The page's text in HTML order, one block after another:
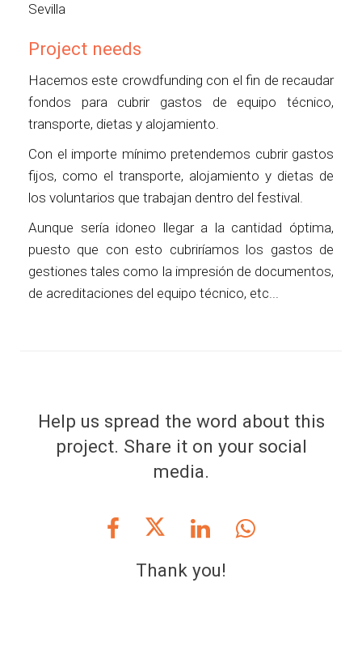
Sevilla
Project needs
Hacemos este crowdfunding con el fin de recaudar
fondos para cubrir gastos de equipo técnico,
transporte, dietas y alojamiento.
Con el importe mínimo pretendemos cubrir gastos
fijos, como el transporte, alojamiento y dietas de
los voluntarios que trabajan dentro del festival.
Aunque sería idoneo llegar a la cantidad óptima,
puesto que con esto cubriríamos los gastos de
gestiones tales como la impresión de documentos,
de acreditaciones del equipo técnico, etc...
Help us spread the word about this
project. Share it on your social
media.
Thank you!